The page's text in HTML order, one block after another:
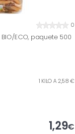
0
ECO, paquete 500
1 KILO A 2,58 €
1,29€